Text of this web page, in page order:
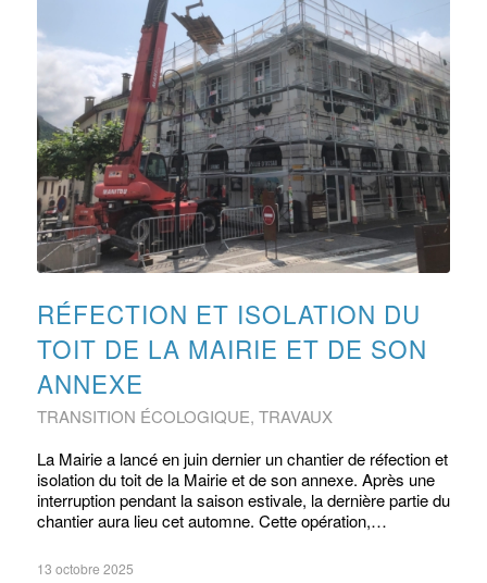
RÉFECTION ET ISOLATION DU
TOIT DE LA MAIRIE ET DE SON
ANNEXE
TRANSITION ÉCOLOGIQUE, TRAVAUX
La Mairie a lancé en juin dernier un chantier de réfection et
isolation du toit de la Mairie et de son annexe. Après une
interruption pendant la saison estivale, la dernière partie du
chantier aura lieu cet automne. Cette opération,…
13 octobre 2025